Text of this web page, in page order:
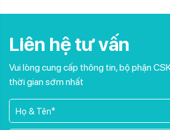
Liên hệ tư vấn
Vui lòng cung cấp thông tin, bộ phận
thời gian sớm nhất